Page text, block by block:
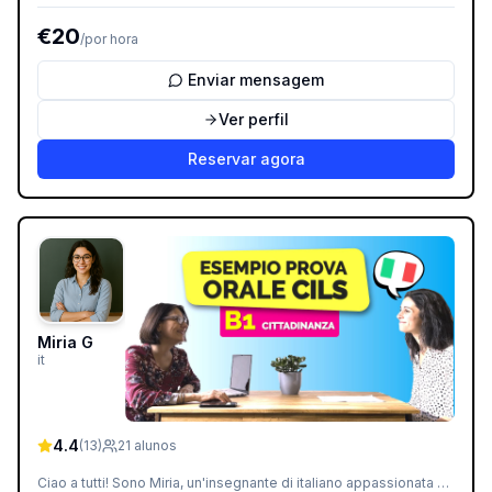
€20/por hora
Enviar mensagem
Ver perfil
Reservar agora
Miria G
it
4.4(13) 21 alunos
Ciao a tutti! Sono Miria, un'insegnante di italiano appassionata e